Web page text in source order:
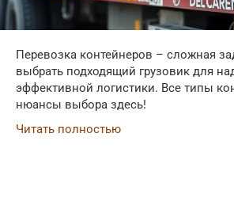
Перевозка контейнеров – сложная
выбрать подходящий грузовик для
эффективной логистики. Все типы
нюансы выбора здесь!
Читать полностью